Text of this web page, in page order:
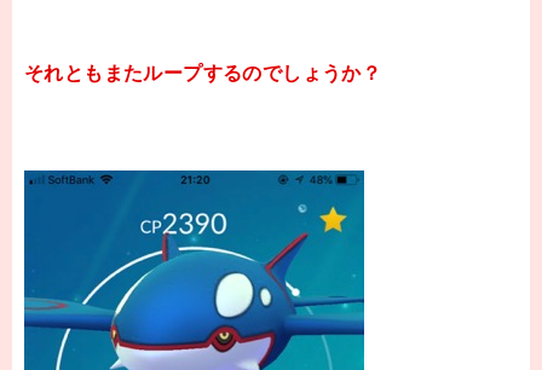
それともまたループするのでしょうか？